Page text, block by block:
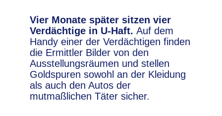
Vier Monate später sitzen vier
Verdächtige in U-Haft. Auf dem
Handy einer der Verdächtigen finden
die Ermittler Bilder von den
Ausstellungsräumen und stellen
Goldspuren sowohl an der Kleidung
als auch den Autos der
mutmaßlichen Täter sicher.